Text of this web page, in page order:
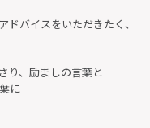
バイスをいただきたく、
り、励ましの言葉と
に